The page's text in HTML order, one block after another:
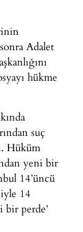
Adalet
hükme
suç
Hüküm
yeni bir
14’üncü
14
bir perde’